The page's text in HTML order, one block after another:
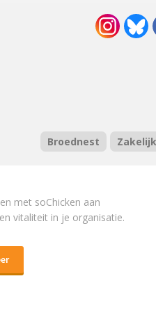
Broednest Zakelijk
met soChicken aan
vitaliteit in je organisatie.